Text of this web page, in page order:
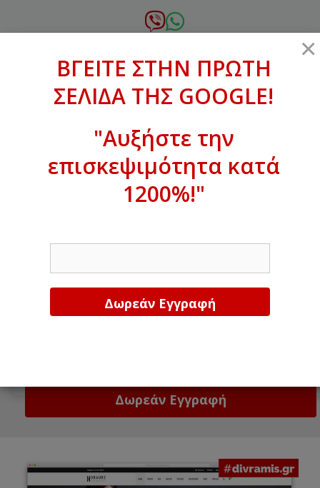
σε
xanthogenous@gmail.com
ΒΓΕΙΤΕ ΣΤΗΝ ΠΡΩΤΗ ΣΕΛΙΔΑ ΤΗΣ
GOOGLE!
×
ΒΓΕΙΤΕ ΣΤΗΝ ΠΡΩΤΗ
ΣΕΛΙΔΑ ΤΗΣ GOOGLE!
"Αυξήστε την
επισκεψιμότητα κατά
1200%!"